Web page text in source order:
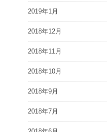
2019年1月
2018年12月
2018年11月
2018年10月
2018年9月
2018年7月